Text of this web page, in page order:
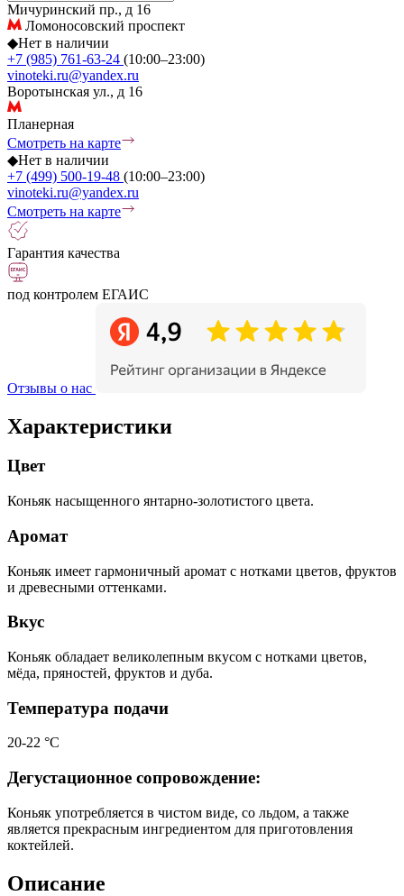
Мичуринский пр., д 16
Ломоносовский проспект
◆Нет в наличии
+7 (985) 761-63-24 (10:00–23:00)
vinoteki.ru@yandex.ru
Воротынская ул., д 16
Планерная
Смотреть на карте
◆Нет в наличии
+7 (499) 500-19-48 (10:00–23:00)
vinoteki.ru@yandex.ru
Смотреть на карте
Гарантия качества
под контролем ЕГАИС
Отзывы о нас
Характеристики
Цвет
Коньяк насыщенного янтарно-золотистого цвета.
Аромат
Коньяк имеет гармоничный аромат с нотками цветов, фруктов
и древесными оттенками.
Вкус
Коньяк обладает великолепным вкусом с нотками цветов,
мёда, пряностей, фруктов и дуба.
Температура подачи
20-22 °С
Дегустационное сопровождение:
Коньяк употребляется в чистом виде, со льдом, а также
является прекрасным ингредиентом для приготовления
коктейлей.
Описание